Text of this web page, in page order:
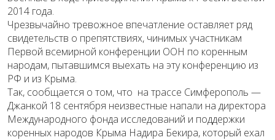
2014 года.
Чрезвычайно тревожное впечатление оставляет ряд
свидетельств о препятствиях, чинимых участникам
Первой всемирной конференции ООН по коренным
народам, пытавшимся выехать на эту конференцию из
РФ и из Крыма.
Так, сообщается о том, что на трассе Симферополь —
Джанкой 18 сентября неизвестные напали на директора
Международного фонда исследований и поддержки
коренных народов Крыма Надира Бекира, который ехал